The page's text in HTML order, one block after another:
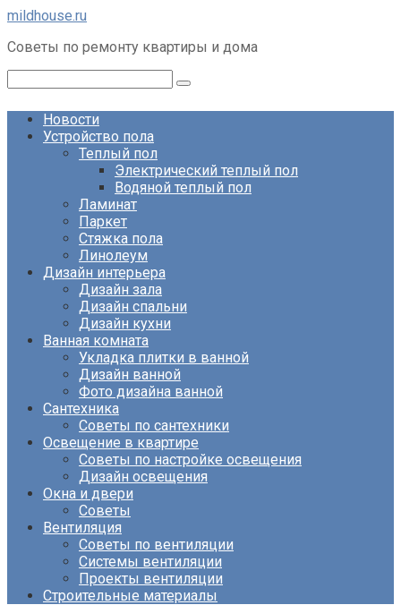
Перейти
контенту
mildhouse.ru
Советы по ремонту квартиры и дома
Новости
Устройство пола
Теплый пол
Электрический теплый пол
Водяной теплый пол
Ламинат
Паркет
Стяжка пола
Линолеум
Дизайн интерьера
Дизайн зала
Дизайн спальни
Дизайн кухни
Ванная комната
Укладка плитки в ванной
Дизайн ванной
Фото дизайна ванной
Сантехника
Советы по сантехники
Освещение в квартире
Советы по настройке освещения
Дизайн освещения
Окна и двери
Советы
Вентиляция
Советы по вентиляции
Системы вентиляции
Проекты вентиляции
Строительные материалы